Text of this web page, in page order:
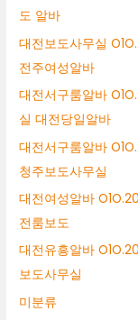
도 알바
대전보도사무실
전주여성알바
대전서구룸알바
실 대전당일알바
대전서구룸알바
청주보도사무실
대전여성알바
전룸보도
대전유흥알바
보도사무실
미분류